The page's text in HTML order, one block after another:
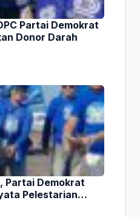
Partai Demokrat
Donor Darah
Partai Demokrat
Pelestarian